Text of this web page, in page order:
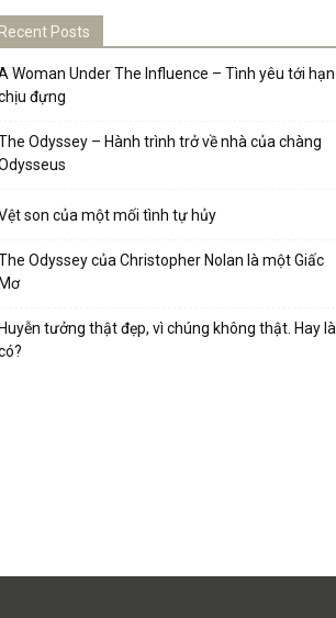
Posts
Woman Under The Influence – Tình yêu tới hạn
đựng
Odyssey – Hành trình trở về nhà của chàng
son của một mối tình tự hủy
Odyssey của Christopher Nolan là một Giấc
tưởng thật đẹp, vì chúng không thật. Hay là